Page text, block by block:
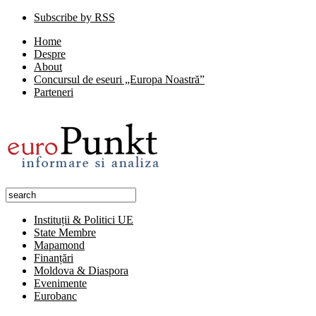
Subscribe by RSS
Home
Despre
About
Concursul de eseuri „Europa Noastră”
Parteneri
Instituții & Politici UE
State Membre
Mapamond
Finanțări
Moldova & Diaspora
Evenimente
Eurobanc